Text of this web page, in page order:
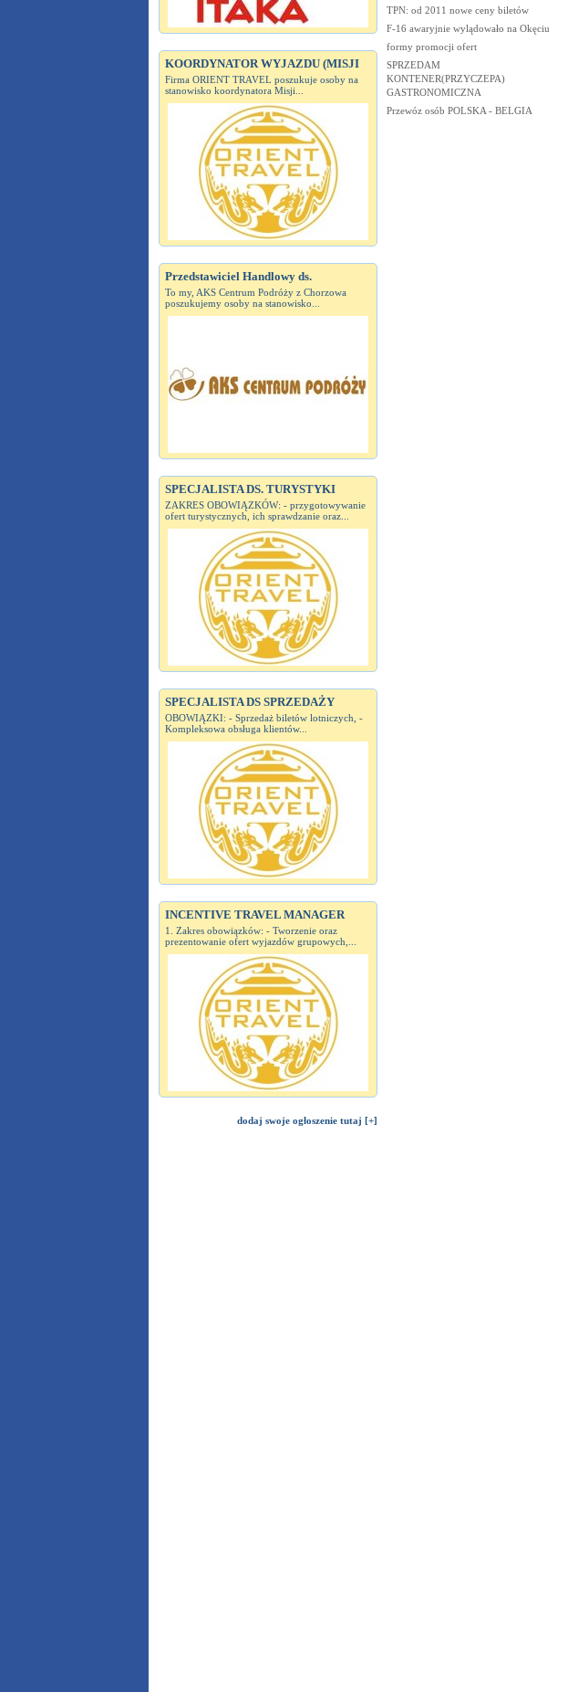
KOORDYNATOR WYJAZDU (MISJI
Firma ORIENT TRAVEL poszukuje osoby na
stanowisko koordynatora Misji...
Przedstawiciel Handlowy ds.
To my, AKS Centrum Podróży z Chorzowa
poszukujemy osoby na stanowisko...
SPECJALISTA DS. TURYSTYKI
ZAKRES OBOWIĄZKÓW: - przygotowywanie
ofert turystycznych, ich sprawdzanie oraz...
SPECJALISTA DS SPRZEDAŻY
OBOWIĄZKI: - Sprzedaż biletów lotniczych, -
Kompleksowa obsługa klientów...
INCENTIVE TRAVEL MANAGER
1. Zakres obowiązków: - Tworzenie oraz
prezentowanie ofert wyjazdów grupowych,...
dodaj swoje ogłoszenie tutaj [+]
TPN: od 2011 nowe ceny biletów
F-16 awaryjnie wylądowało na Okęciu
formy promocji ofert
SPRZEDAM
KONTENER(PRZYCZEPA)
GASTRONOMICZNA
Przewóz osób POLSKA - BELGIA